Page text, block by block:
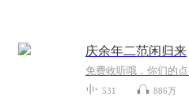
庆余年二范闲归来
531 886万